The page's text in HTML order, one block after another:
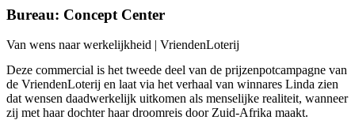
Bureau: Concept Center
Van wens naar werkelijkheid | VriendenLoterij
Deze commercial is het tweede deel van de prijzenpotcampagne van
de VriendenLoterij en laat via het verhaal van winnares Linda zien
dat wensen daadwerkelijk uitkomen als menselijke realiteit, wanneer
zij met haar dochter haar droomreis door Zuid-Afrika maakt.